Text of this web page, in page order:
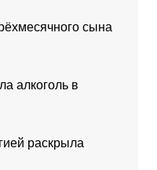
сына
алкоголь в
раскрыла